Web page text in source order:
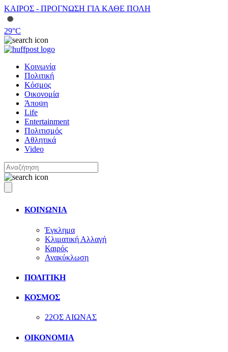
ΚΑΙΡΟΣ - ΠΡΟΓΝΩΣΗ ΓΙΑ ΚΑΘΕ ΠΟΛΗ
29°C
Κοινωνία
Πολιτική
Κόσμος
Οικονομία
Άποψη
Life
Entertainment
Πολιτισμός
Αθλητικά
Video
ΚΟΙΝΩΝΙΑ
Έγκλημα
Κλιματική Αλλαγή
Καιρός
Ανακύκλωση
ΠΟΛΙΤΙΚΗ
ΚΟΣΜΟΣ
22ΟΣ ΑΙΩΝΑΣ
ΟΙΚΟΝΟΜΙΑ